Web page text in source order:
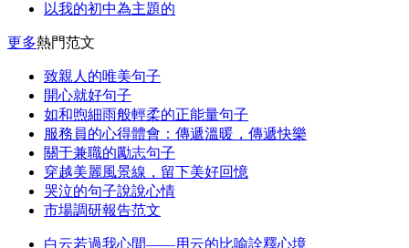
以我的初中為主題的
更多熱門范文
致親人的唯美句子
開心就好句子
如和煦細雨般輕柔的正能量句子
服務員的心得體會：傳遞溫暖，傳遞快樂
關于兼職的勵志句子
穿越美麗風景線，留下美好回憶
哭泣的句子說說心情
市場調研報告范文
白云若過我心間——用云的比喻詮釋心境